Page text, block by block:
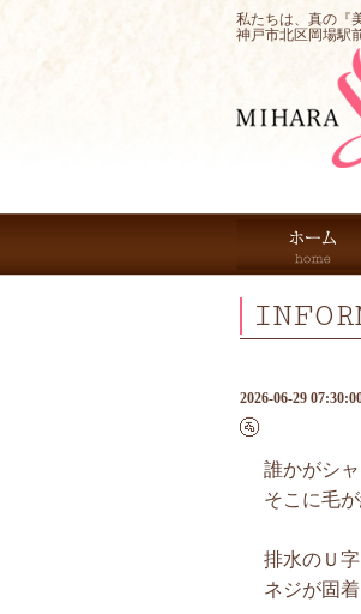
私たちは、真の『
神戸市北区岡場駅
2026-06-29
🚰
誰かがシ
そこに毛
排水のＵ
ネジが固